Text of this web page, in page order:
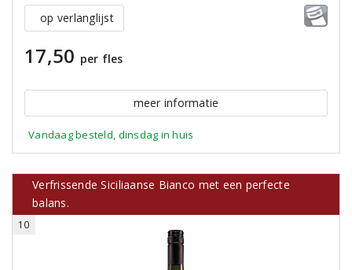
op verlanglijst
17,50 per fles
meer informatie
Vandaag besteld, dinsdag in huis
Verfrissende Siciliaanse Bianco met een perfecte
balans.
10